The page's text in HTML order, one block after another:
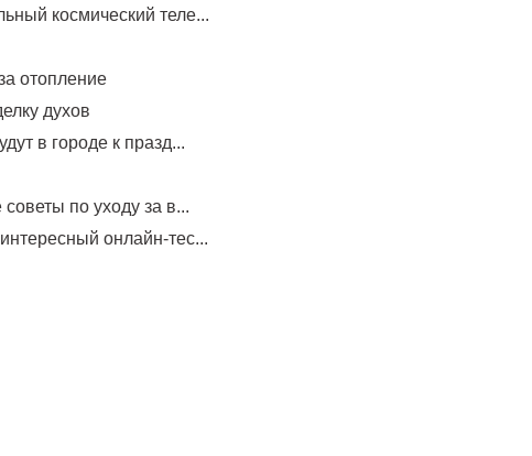
космический теле...
отопление
духов
в городе к празд...
по уходу за в...
онлайн-тес...